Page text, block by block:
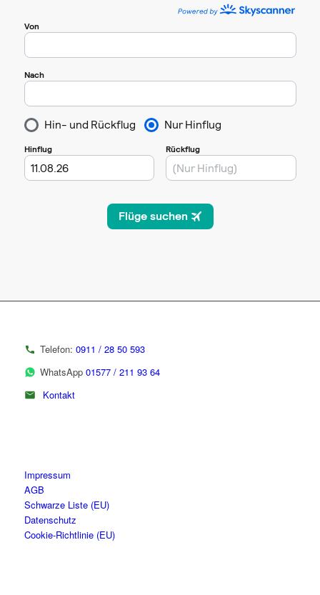
Telefon: 0911 / 28 50 593
WhatsApp 01577 / 211 93 64
Kontakt
Impressum
AGB
Schwarze Liste (EU)
Datenschutz
Cookie-Richtlinie (EU)